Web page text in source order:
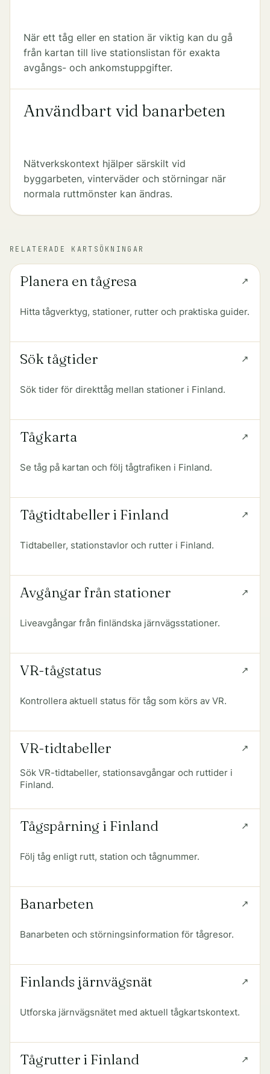
När ett tåg eller en station är viktig kan du gå
från kartan till live stationslistan för exakta
avgångs- och ankomstuppgifter.
Användbart vid banarbeten
Nätverkskontext hjälper särskilt vid
byggarbeten, vinterväder och störningar när
normala ruttmönster kan ändras.
RELATERADE KARTSÖKNINGAR
Planera en tågresa
Hitta tågverktyg, stationer, rutter och praktiska guider.
Sök tågtider
Sök tider för direkttåg mellan stationer i Finland.
Tågkarta
Se tåg på kartan och följ tågtrafiken i Finland.
Tågtidtabeller i Finland
Tidtabeller, stationstavlor och rutter i Finland.
Avgångar från stationer
Liveavgångar från finländska järnvägsstationer.
VR-tågstatus
Kontrollera aktuell status för tåg som körs av VR.
VR-tidtabeller
Sök VR-tidtabeller, stationsavgångar och ruttider i
Finland.
Tågspårning i Finland
Följ tåg enligt rutt, station och tågnummer.
Banarbeten
Banarbeten och störningsinformation för tågresor.
Finlands järnvägsnät
Utforska järnvägsnätet med aktuell tågkartskontext.
Tågrutter i Finland